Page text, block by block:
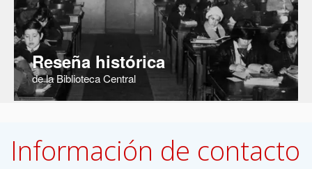
Información de contacto